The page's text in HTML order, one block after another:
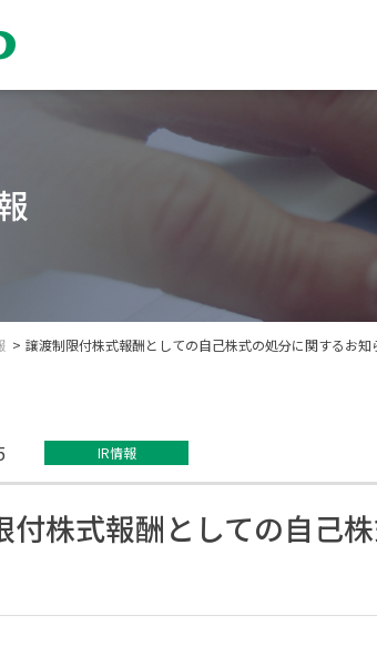
譲渡制限付株式報酬としての自己株式の処分に関するお知
IR情報
付株式報酬としての自己